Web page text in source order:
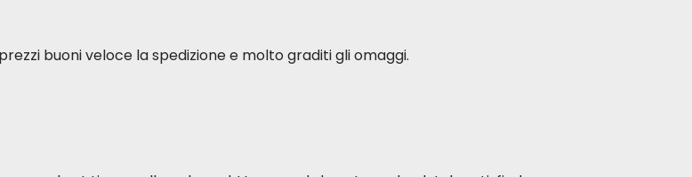
buoni veloce la spedizione e molto graditi gli omaggi.